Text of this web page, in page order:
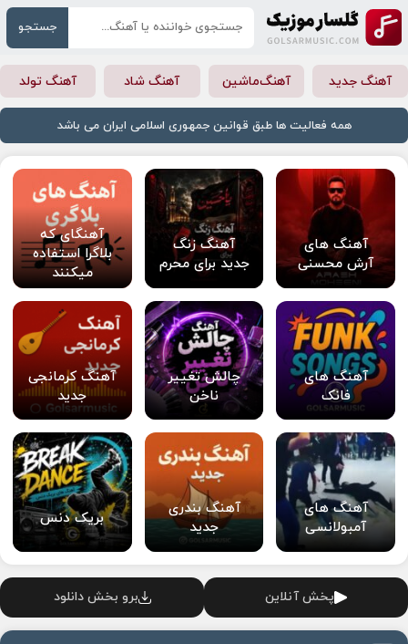
جستجو
آهنگ جدید آهنگ‌ماشین آهنگ شاد آهنگ تولد
همه فعالیت ها طبق قوانین جمهوری اسلامی ایران می باشد
آهنگ های
آرش محسنی
آهنگ زنگ
جدید برای محرم
آهنگای که
بلاگرا استفاده
میکنند
آهنگ های
فانک
چالش تغییر
ناخن
آهنگ کرمانجی
جدید
آهنگ های
آمبولانسی
آهنگ بندری
جدید
بریک دنس
پخش آنلاین برو بخش دانلود